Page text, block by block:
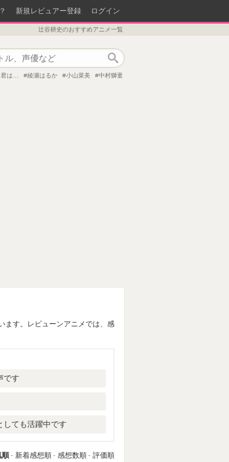
新規レビュアー登録 ログイン
辻谷耕史のおすすめアニメ一覧
は… 綾瀬はるか 小山菜美 中村獅童
ます。レビューンアニメでは、感
です
しても活躍中です
順 新着感想順 感想数順 評価順